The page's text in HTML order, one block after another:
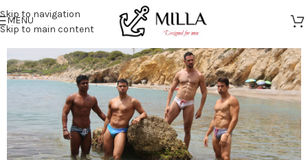
Skip to navigation
Skip to main content
MENU